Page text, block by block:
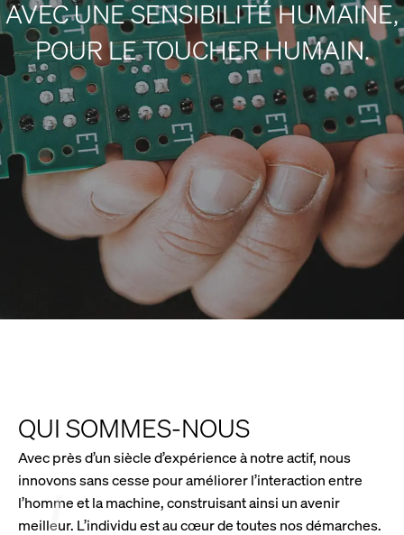
AVEC UNE SENSIBILITÉ HUMAINE,
POUR LE TOUCHER HUMAIN.
QUI SOMMES-NOUS
Avec près d’un siècle d’expérience à notre actif, nous
innovons sans cesse pour améliorer l’interaction entre
l’homme et la machine, construisant ainsi un avenir
meilleur. L’individu est au cœur de toutes nos démarches.